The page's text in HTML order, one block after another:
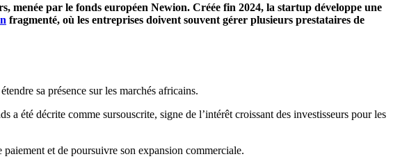
menée par le fonds européen Newion. Créée fin 2024, la startup développe une
fragmenté, où les entreprises doivent souvent gérer plusieurs prestataires de
sa présence sur les marchés africains.
été décrite comme sursouscrite, signe de l’intérêt croissant des investisseurs pour les
paiement et de poursuivre son expansion commerciale.